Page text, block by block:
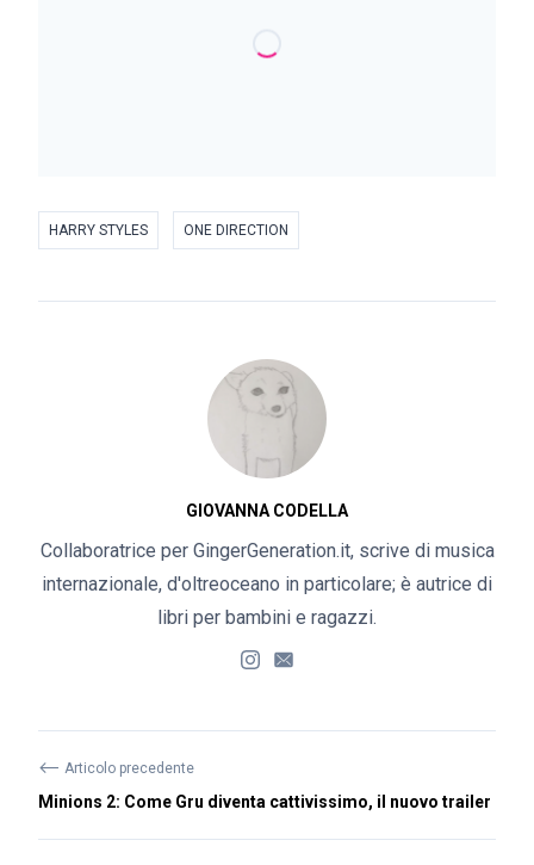
HARRY STYLES ONE DIRECTION
GIOVANNA CODELLA
Collaboratrice per GingerGeneration.it, scrive di musica
internazionale, d'oltreoceano in particolare; è autrice di
libri per bambini e ragazzi.
⟵ Articolo precedente
Minions 2: Come Gru diventa cattivissimo, il nuovo trailer